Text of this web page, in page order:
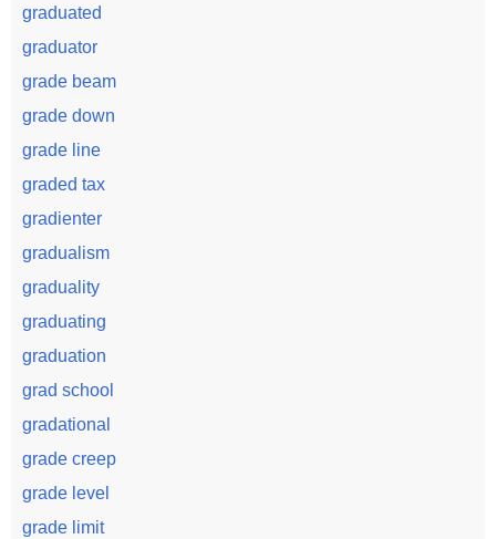
graduated
graduator
grade beam
grade down
grade line
graded tax
gradienter
gradualism
graduality
graduating
graduation
grad school
gradational
grade creep
grade level
grade limit